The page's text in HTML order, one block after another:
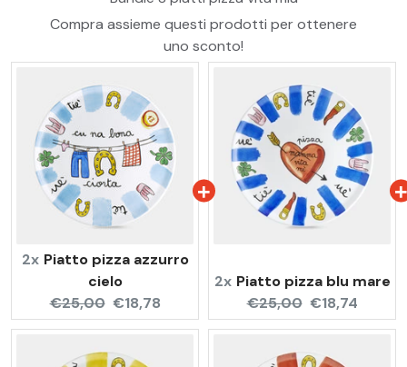
Compra assieme questi prodotti per ottenere
uno sconto!
2x Piatto pizza azzurro
cielo
Original
price:
€25,00 Current
price:
€18,78
2x Piatto pizza blu mare
Original
price:
€25,00 Current
price:
€18,74